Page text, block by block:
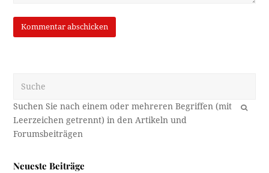
OK
Neueste Beiträge